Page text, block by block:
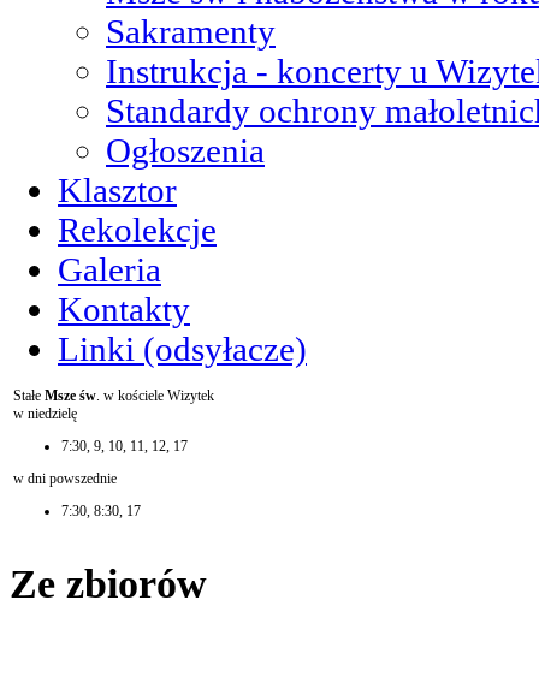
Sakramenty
Instrukcja - koncerty u
Standardy ochrony
Ogłoszenia
Klasztor
Rekolekcje
Galeria
Kontakty
Linki (odsyłacze)
Stałe Msze św. w kościele Wizytek
w niedzielę
7:30, 9, 10, 11, 12, 17
w dni powszednie
7:30, 8:30, 17
Ze zbiorów